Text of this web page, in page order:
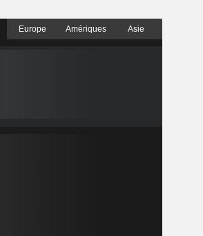
Europe Amériques Asie